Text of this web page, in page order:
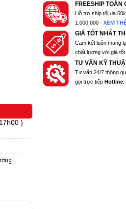
)
FREESHIP TOÀN
Hỗ trợ ship tối đa
1.000.000 -XEM
GIÁ TỐT NHẤT
Cam kết luôn mang
chất lượng với giá tốt
TƯ VẤN KỸ
Tư vấn 24/7 thông
gọi trực tiếp Hotline.